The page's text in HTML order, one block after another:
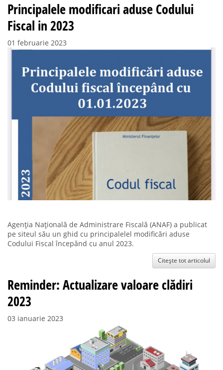
Principalele modificari aduse Codului
Fiscal in 2023
01 februarie 2023
Agenția Națională de Administrare Fiscală (ANAF) a publicat
pe siteul său un ghid cu principalelel modificări aduse
Codului Fiscal începând cu anul 2023.
Citește tot articolul
Reminder: Actualizare valoare clădiri
2023
03 ianuarie 2023